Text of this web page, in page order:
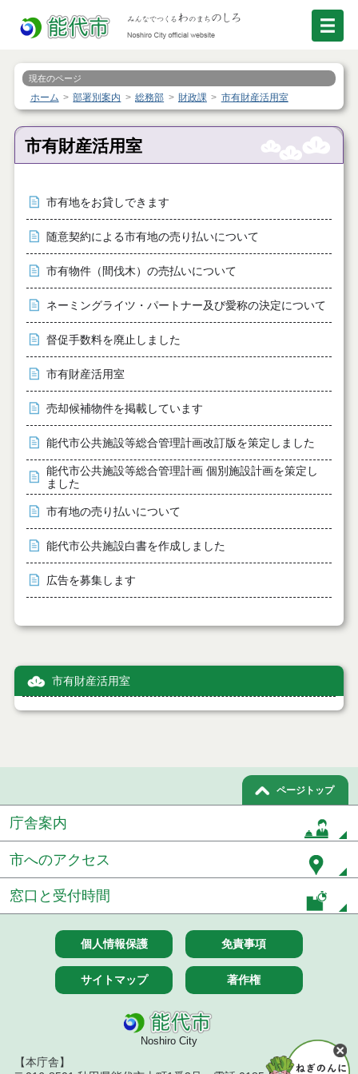
現在のページ
ホーム 部署別案内 総務部 財政課 市有財産活用室
市有財産活用室
市有地をお貸しできます
随意契約による市有地の売り払いについて
市有物件（間伐木）の売払いについて
ネーミングライツ・パートナー及び愛称の決定について
督促手数料を廃止しました
市有財産活用室
売却候補物件を掲載しています
能代市公共施設等総合管理計画改訂版を策定しました
能代市公共施設等総合管理計画 個別施設計画を策定し
ました
市有地の売り払いについて
能代市公共施設白書を作成しました
広告を募集します
市有財産活用室
ページトップ
庁舎案内
市へのアクセス
窓口と受付時間
個人情報保護 免責事項
サイトマップ 著作権
Noshiro City
【本庁舎】